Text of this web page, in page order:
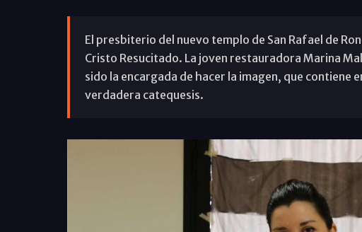
El presbiterio del nuevo templo de San Rafael de
Cristo Resucitado. La joven restauradora Marina
sido la encargada de hacer la imagen, que contiene
verdadera catequesis.